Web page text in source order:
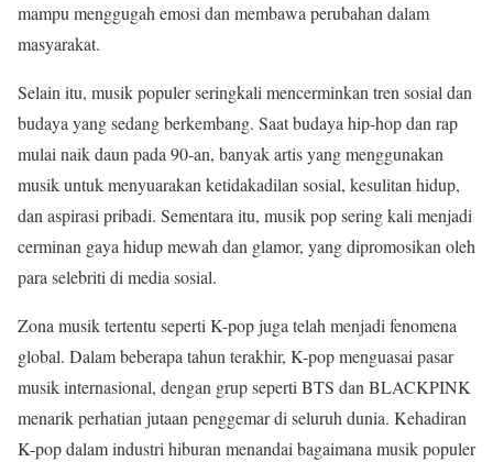
mampu menggugah emosi dan membawa perubahan dalam
masyarakat.
Selain itu, musik populer seringkali mencerminkan tren sosial dan
budaya yang sedang berkembang. Saat budaya hip-hop dan rap
mulai naik daun pada 90-an, banyak artis yang menggunakan
musik untuk menyuarakan ketidakadilan sosial, kesulitan hidup,
dan aspirasi pribadi. Sementara itu, musik pop sering kali menjadi
cerminan gaya hidup mewah dan glamor, yang dipromosikan oleh
para selebriti di media sosial.
Zona musik tertentu seperti K-pop juga telah menjadi fenomena
global. Dalam beberapa tahun terakhir, K-pop menguasai pasar
musik internasional, dengan grup seperti BTS dan BLACKPINK
menarik perhatian jutaan penggemar di seluruh dunia. Kehadiran
K-pop dalam industri hiburan menandai bagaimana musik populer